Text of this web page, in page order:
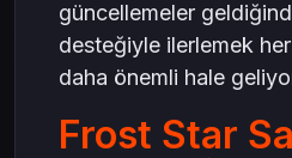
güncellemeler
desteğiyle ilerlemek
daha önemli hale
Frost Star